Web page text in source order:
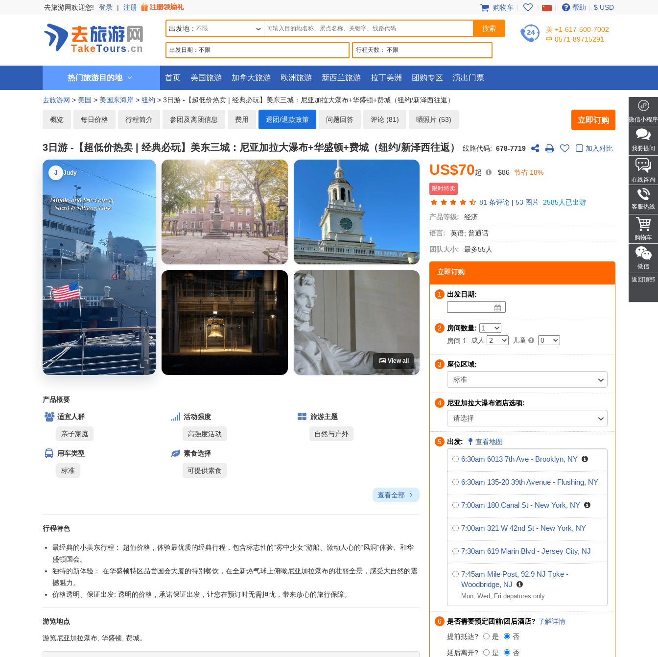
去旅游网欢迎您! 登录 | 注册 购物车 帮助 $ USD
出发地：
出发日期： 不限 行程天数： 不限
美 +1-617-500-7002
中 0571-89715291
热门旅游目的地 首页 美国旅游 加拿大旅游 欧洲旅游 新西兰旅游 拉丁美洲 团购专区 演出门票
去旅游网 > 美国 > 美国东海岸 > 纽约 > 3日游 -【超低价热卖 | 经典必玩】美东三城：尼亚加拉大瀑布+华盛顿+费城（纽约/新泽西往返）
概览 每日价格 行程简介 参团及离团信息 费用 退团/退款政策 问题回答 评论 (81) 晒照片 (53) 立即订购
3日游 -【超低价热卖 | 经典必玩】美东三城：尼亚加拉大瀑布+华盛顿+费城（纽约/新泽西往返） 线路代码: 678-7719 加入对比
J Judy
View all
产品概要
适宜人群
亲子家庭
活动强度
高强度活动
旅游主题
自然与户外
用车类型
标准
素食选择
可提供素食
查看全部
行程特色
最经典的小美东行程： 超值价格，体验最优质的经典行程，包含标志性的“雾中少女”游船、激动人心的“风洞”体验、和华
盛顿国会。
独特的新体验： 在华盛顿特区品尝国会大厦的特别餐饮，在全新热气球上俯瞰尼亚加拉瀑布的壮丽全景，感受大自然的震
撼魅力。
价格透明、保证出发: 透明的价格，承诺保证出发，让您在预订时无需担忧，带来放心的旅行保障。
游览地点
游览尼亚加拉瀑布, 华盛顿, 费城。
US$70起 $86 节省 18%
限时特卖
81 条评论 | 53 图片 2585人已出游
产品等级:
经济
语言: 英语; 普通话
团队大小: 最多55人
立即订购
1 出发日期:
2
房间数量:
房间 1: 成人 儿童
3
座位区域:
标准
4
尼亚加拉大瀑布酒店选项:
请选择
5 出发: 查看地图
6:30am 6013 7th Ave - Brooklyn, NY
6:30am 135-20 39th Avenue - Flushing, NY
7:00am 180 Canal St - New York, NY
7:00am 321 W 42nd St - New York, NY
7:30am 619 Marin Blvd - Jersey City, NJ
7:45am Mile Post, 92.9 NJ Tpke -
Woodbridge, NJ
Mon, Wed, Fri depatures only
6 是否需要预定团前/团后酒店? 了解详情
提前抵达?
是 否
延后离开? 是 否
微信小程序
我要提问
在线咨询
客服热线
购物车
微信
返回顶部